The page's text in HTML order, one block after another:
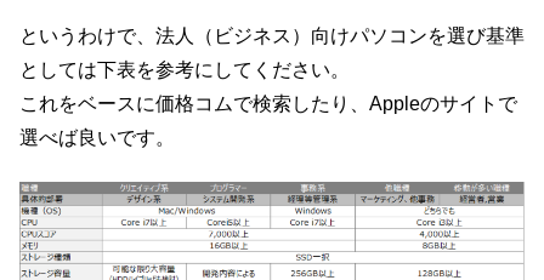
というわけで、法人（ビジネス）向けパソコンを選び基準
としては下表を参考にしてください。
これをベースに価格コムで検索したり、Appleのサイトで
選べば良いです。